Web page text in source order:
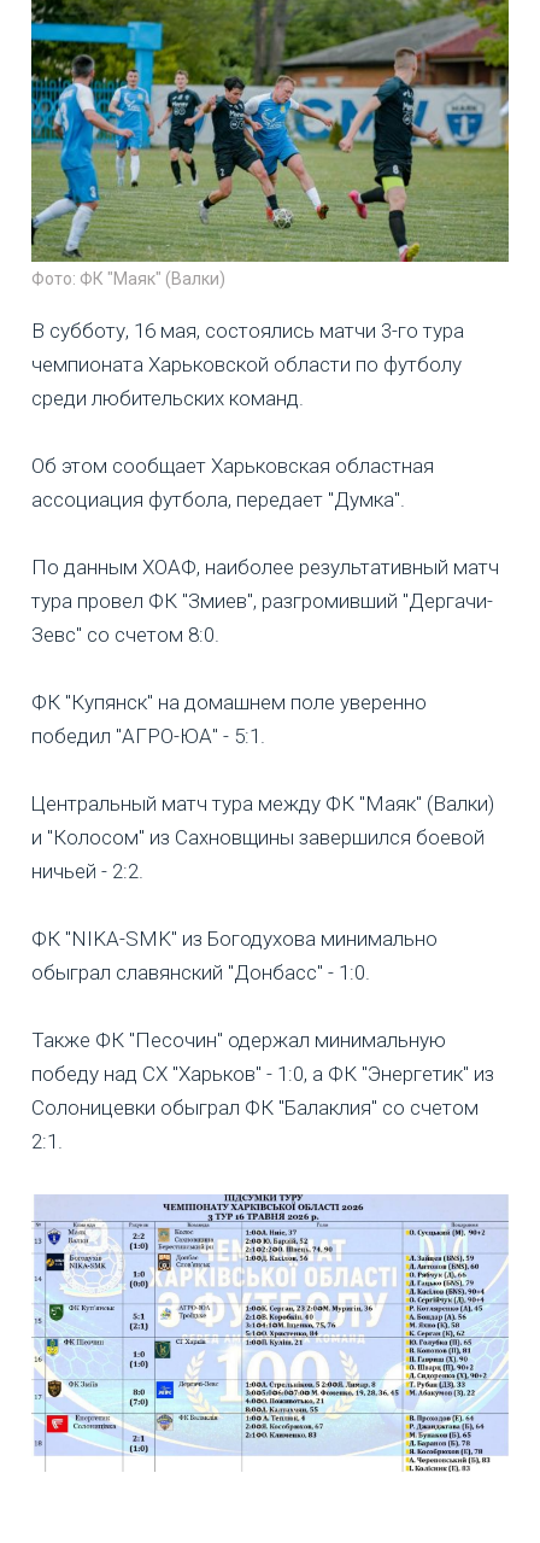
Фото: ФК "Маяк" (Валки)
В субботу, 16 мая, состоялись матчи 3-го тура
чемпионата Харьковской области по футболу
среди любительских команд.
Об этом сообщает Харьковская областная
ассоциация футбола, передает "Думка".
По данным ХОАФ, наиболее результативный матч
тура провел ФК "Змиев", разгромивший "Дергачи-
Зевс" со счетом 8:0.
ФК "Купянск" на домашнем поле уверенно
победил "АГРО-ЮА" - 5:1.
Центральный матч тура между ФК "Маяк" (Валки)
и "Колосом" из Сахновщины завершился боевой
ничьей - 2:2.
ФК "NIKA-SMK" из Богодухова минимально
обыграл славянский "Донбасс" - 1:0.
Также ФК "Песочин" одержал минимальную
победу над СХ "Харьков" - 1:0, а ФК "Энергетик" из
Солоницевки обыграл ФК "Балаклия" со счетом
2:1.